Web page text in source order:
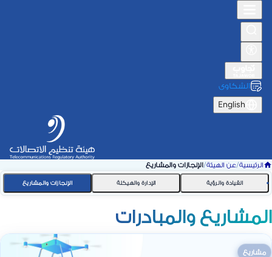
الشكاوى
English
الرئيسية/عن الهيئة/الإنجازات والمشاريع
القيادة والرؤية الإدارة والهيكلة الإنجازات والمشاريع
المشاريع والمبادرات
مشاريع